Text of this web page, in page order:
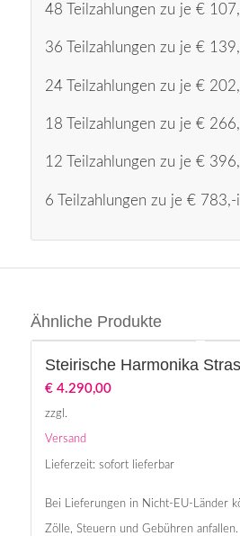
48 Teilzahlungen zu je €
36 Teilzahlungen zu je €
24 Teilzahlungen zu je €
18 Teilzahlungen zu je €
12 Teilzahlungen zu je €
6 Teilzahlungen zu je €
Ähnliche Produkte
Steirische Harmonika
€4.290,00
zzgl.
Versand
Lieferzeit: sofort lieferbar
Bei Lieferungen in Nicht-EU-Länder
Zölle, Steuern und Gebühren anfallen.